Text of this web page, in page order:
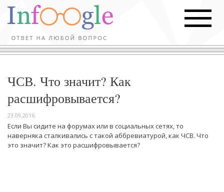
ЧСВ. Что значит? Как
расшифровывается?
23.09.2016
Если Вы сидите на форумах или в социальных сетях, то
наверняка сталкивались с такой аббревиатурой, как ЧСВ. Что
это значит? Как это расшифровывается?